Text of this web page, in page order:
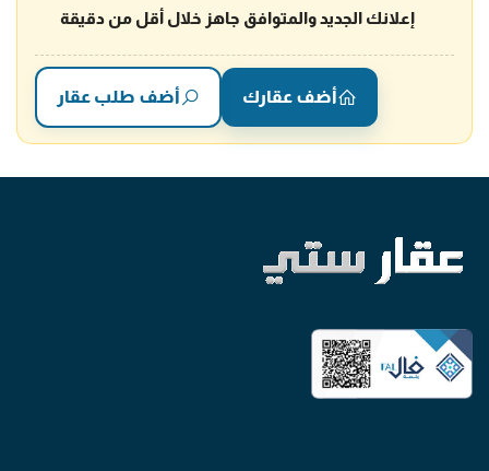
إعلانك الجديد والمتوافق جاهز خلال أقل من دقيقة
أضف عقارك أضف طلب عقار